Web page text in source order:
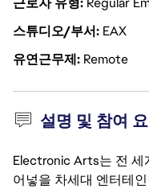
스튜디오/부서 EAX
유연근무제 Remote
설명 및 참여
Electronic Arts는 전 세
어넣을 차세대 엔터테